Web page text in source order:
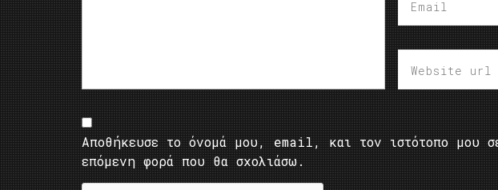
Αποθήκευσε το όνομά μου, email, και τον ιστότοπο μου
επόμενη φορά που θα σχολιάσω.